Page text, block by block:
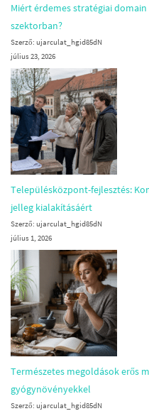
Miért érdemes stratégiai
szektorban?
Szerző: ujarculat_hgid85dN
július 23, 2026
Településközpont-fejlesztés:
jelleg kialakításáért
Szerző: ujarculat_hgid85dN
július 1, 2026
Természetes megoldások erős
gyógynövényekkel
Szerző: ujarculat_hgid85dN